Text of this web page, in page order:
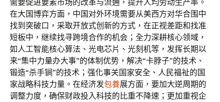
需要促进要素市场的改革与流通，提升人均劳动生产率。
在大国博弈方面，中国对外环境需要从美西方对华合围中
找到突破口，采取开放式创新的方式，在正视差距和找准
短板中，继续找寻跨境合作的机会；全力深耕核心领域，
如人工智能核心算法、光电芯片、光刻机等，发挥长期以
来“集中力量办大事”的体制优势，解决“卡脖子”的技术、
锻造“杀手锏”的技术；强化事关国家安全、人民福祉的国
家战略科技力量。在经济发包養展方面，要加大逆周期的
调整力度，确保财政投入科技的比重不降速；更加重视企